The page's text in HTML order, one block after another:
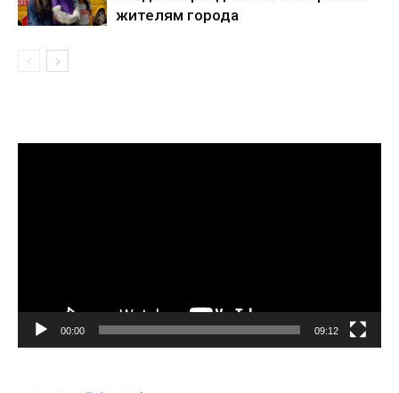
жителям города
00:00 09:12